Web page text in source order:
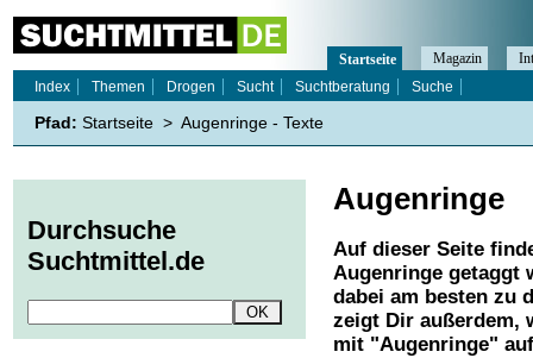
Augenringe
Auf dieser Seite
Augenringe getaggt
dabei am besten zu
zeigt Dir außerdem,
mit "Augenringe"
Startseite Magazin
Index
Themen Drogen Sucht Suchtberatung Suche
Pfad: Startseite > Augenringe - Texte
Durchsuche
Suchtmittel.de